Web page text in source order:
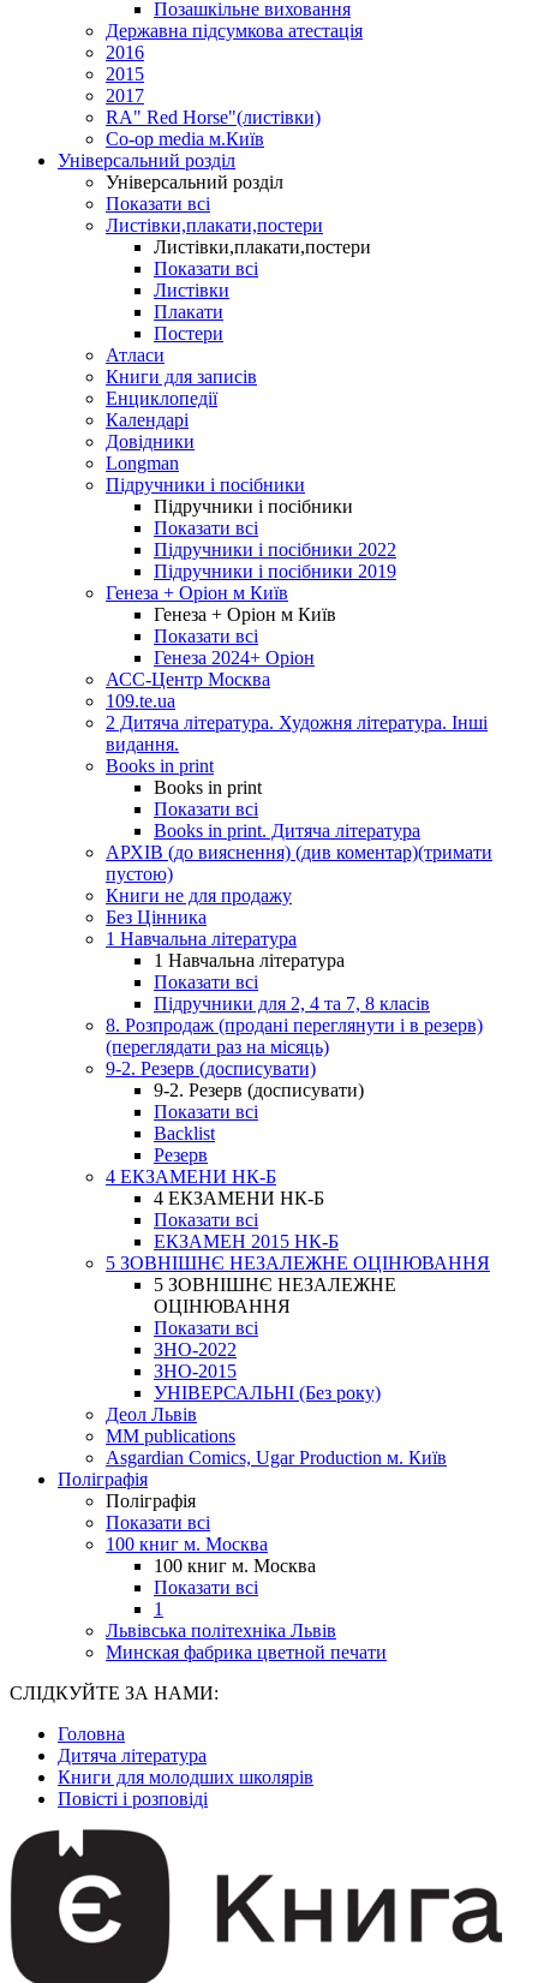
Позашкільне виховання
Державна підсумкова атестація
2016
2015
2017
RA" Red Horse"(листівки)
Co-op media м.Київ
Універсальний розділ
Універсальний розділ
Показати всі
Листівки,плакати,постери
Листівки,плакати,постери
Показати всі
Листівки
Плакати
Постери
Атласи
Книги для записів
Енциклопедії
Календарі
Довідники
Longman
Підручники і посібники
Підручники і посібники
Показати всі
Підручники і посібники 2022
Підручники і посібники 2019
Генеза + Оріон м Київ
Генеза + Оріон м Київ
Показати всі
Генеза 2024+ Оріон
АСС-Центр Москва
109.te.ua
2 Дитяча література. Художня література. Інші
видання.
Books in print
Books in print
Показати всі
Books in print. Дитяча література
АРХІВ (до вияснення) (див коментар)(тримати
пустою)
Книги не для продажу
Без Цінника
1 Навчальна література
1 Навчальна література
Показати всі
Підручники для 2, 4 та 7, 8 класів
8. Розпродаж (продані переглянути і в резерв)
(переглядати раз на місяць)
9-2. Резерв (досписувати)
9-2. Резерв (досписувати)
Показати всі
Backlist
Резерв
4 ЕКЗАМЕНИ НК-Б
4 ЕКЗАМЕНИ НК-Б
Показати всі
ЕКЗАМЕН 2015 НК-Б
5 ЗОВНІШНЄ НЕЗАЛЕЖНЕ ОЦІНЮВАННЯ
5 ЗОВНІШНЄ НЕЗАЛЕЖНЕ
ОЦІНЮВАННЯ
Показати всі
ЗНО-2022
ЗНО-2015
УНІВЕРСАЛЬНІ (Без року)
Деол Львів
MM publications
Asgardian Comics, Ugar Production м. Київ
Поліграфія
Поліграфія
Показати всі
100 книг м. Москва
100 книг м. Москва
Показати всі
1
Львівська політехніка Львів
Минская фабрика цветной печати
СЛІДКУЙТЕ ЗА НАМИ:
Головна
Дитяча література
Книги для молодших школярів
Повісті і розповіді